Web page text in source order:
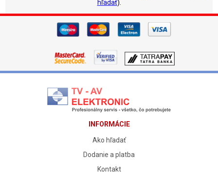
hľadať).
INFORMÁCIE
Ako hľadať
Dodanie a platba
Kontakt